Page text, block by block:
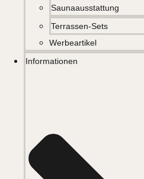
Saunaausstattung
Terrassen-Sets
Werbeartikel
Informationen